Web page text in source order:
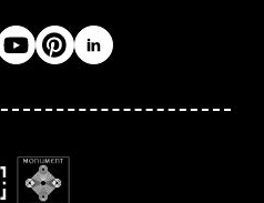
Réseaux
YouTubePinterestLinkedIn